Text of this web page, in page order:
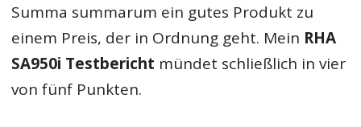
Summa summarum ein gutes Produkt zu
einem Preis, der in Ordnung geht. Mein RHA
SA950i Testbericht mündet schließlich in vier
von fünf Punkten.